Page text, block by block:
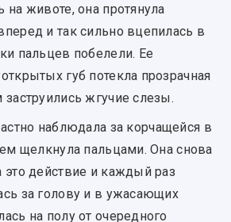
на животе, она протянула
и так сильно вцепилась в
пальцев побелели. Ее
губ потекла прозрачная
жгучие слезы.
наблюдала за корчащейся в
щелкнула пальцами. Она снова
это действие и каждый раз
за голову и в ужасающих
на полу от очередного